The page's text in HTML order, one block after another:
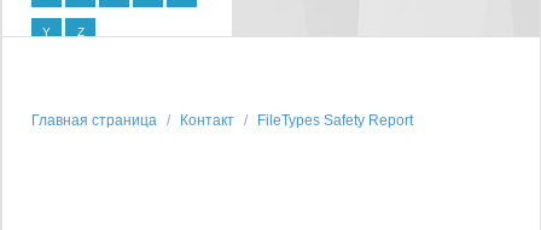
Y Z
Главная страница Контакт FileTypes Safety Report